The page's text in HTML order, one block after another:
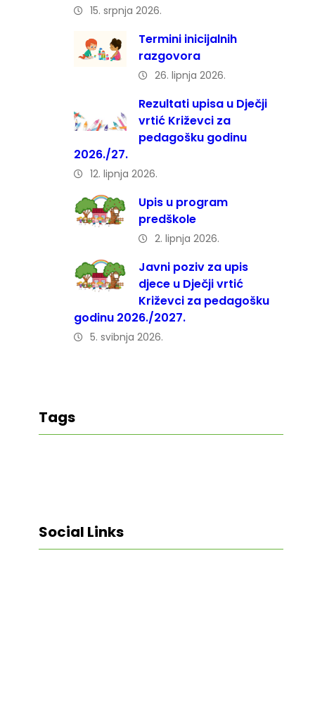
15. srpnja 2026.
Termini inicijalnih
razgovora
26. lipnja 2026.
Rezultati upisa u Dječji
vrtić Križevci za
pedagošku godinu
2026./27.
12. lipnja 2026.
Upis u program
predškole
2. lipnja 2026.
Javni poziv za upis
djece u Dječji vrtić
Križevci za pedagošku
godinu 2026./2027.
5. svibnja 2026.
Tags
Social Links